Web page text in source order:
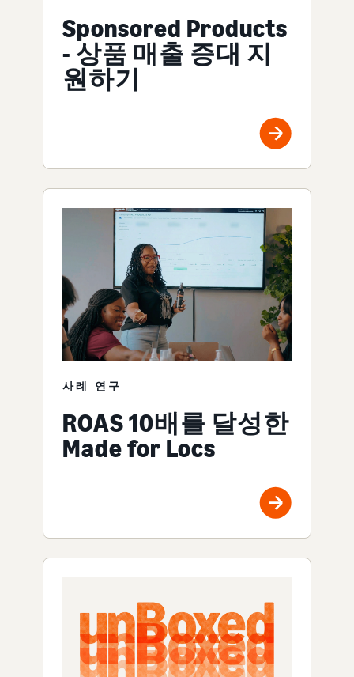
Sponsored Products
- 상품 매출 증대 지
원하기
사례 연구
ROAS 10배를 달성한
Made for Locs